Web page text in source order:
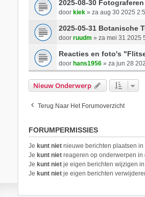
2025-08-30
door kiek» za aug 30 2025
2025-05-31 Botanische
door ruudm » za mei 31 2025
Reacties en foto's
door hans1956» za jun 28
Nieuw Onderwerp
Terug Naar Het Forumoverzicht
FORUMPERMISSIES
Je kunt nietnieuwe berichten plaatsen in
Je kunt nietreageren op onderwerpen in
Je kunt nietje eigen berichten wijzigen in
Je kunt nietje eigen berichten